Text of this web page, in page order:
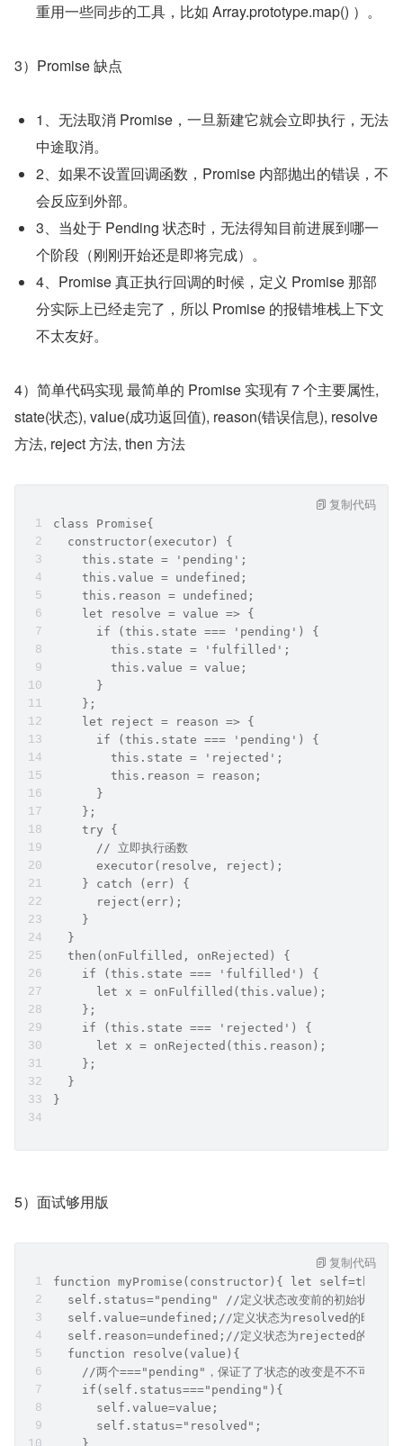
重用一些同步的工具，比如 Array.prototype.map() ）。
3）Promise 缺点
1、无法取消 Promise，一旦新建它就会立即执行，无法
中途取消。
2、如果不设置回调函数，Promise 内部抛出的错误，不
会反应到外部。
3、当处于 Pending 状态时，无法得知目前进展到哪一
个阶段（刚刚开始还是即将完成）。
4、Promise 真正执行回调的时候，定义 Promise 那部
分实际上已经走完了，所以 Promise 的报错堆栈上下文
不太友好。
4）简单代码实现 最简单的 Promise 实现有 7 个主要属性,
state(状态), value(成功返回值), reason(错误信息), resolve
方法, reject 方法, then 方法
class Promise{
  constructor(executor) {
    this.state = 'pending';
    this.value = undefined;
    this.reason = undefined;
    let resolve = value => {
      if (this.state === 'pending') {
        this.state = 'fulfilled';
        this.value = value;
      }
    };
    let reject = reason => {
      if (this.state === 'pending') {
        this.state = 'rejected';
        this.reason = reason;
      }
    };
    try {
      // 立即执行函数
      executor(resolve, reject);
    } catch (err) {
      reject(err);
    }
  }
  then(onFulfilled, onRejected) {
    if (this.state === 'fulfilled') {
      let x = onFulfilled(this.value);
    };
    if (this.state === 'rejected') {
      let x = onRejected(this.reason);
    };
  }
}
复制代码
5）面试够用版
function myPromise(constructor){ let self=this;
  self.status="pending" //定义状态改变前的初始状态
self.value=undefined;//定义状态为resolved的时候的
self.reason=undefined;//定义状态为rejected的时候
  function resolve(value){
    //两个==="pending"，保证了了状态的改变是不不可逆的
    if(self.status==="pending"){
      self.value=value;
      self.status="resolved";
复制代码